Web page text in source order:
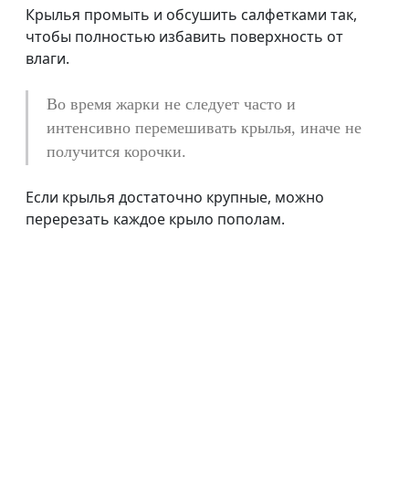
Крылья промыть и обсушить салфетками так,
чтобы полностью избавить поверхность от
влаги.
Во время жарки не следует часто и
интенсивно перемешивать крылья, иначе не
получится корочки.
Если крылья достаточно крупные, можно
перерезать каждое крыло пополам.